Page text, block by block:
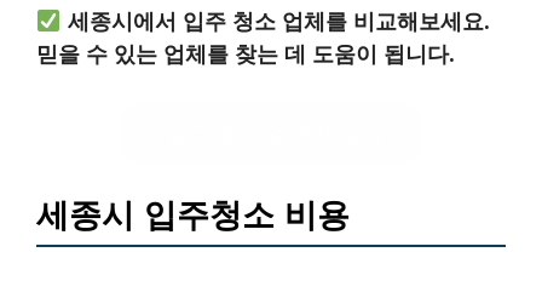
세종시에서 입주 청소 업체를 비교해보세요.
믿을 수 있는 업체를 찾는 데 도움이 됩니다.
세종시 입주청소 비용